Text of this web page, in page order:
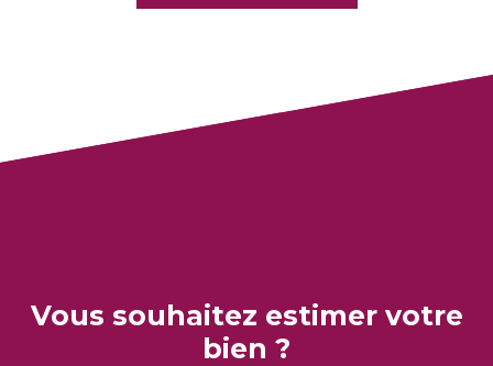
Vous souhaitez estimer votre
bien ?